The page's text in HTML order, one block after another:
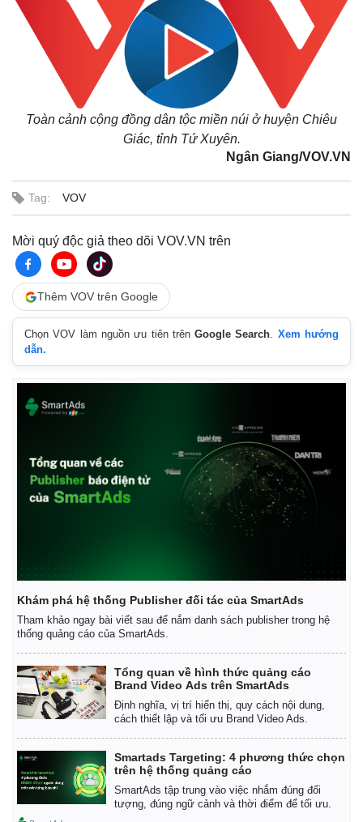
Pháp luật
Vụ án
Tư vấn luật
Quân sự - Quốc phòng
Vũ khí
Việt Nam
Phân tích
Toàn cảnh cộng đồng dân tộc miền núi ở huyện Chiêu
Giác, tỉnh Tứ Xuyên.
Ngân Giang/VOV.VN
Tag: VOV
Mời quý độc giả theo dõi VOV.VN trên
Thêm VOV trên Google
Chọn VOV làm nguồn ưu tiên trênGoogle Search. Xem hướng
dẫn.
Khám phá hệ thống Publisher đối tác của SmartAds
Tham khảo ngay bài viết sau để nắm danh sách publisher trong hệ
thống quảng cáo của SmartAds.
Tổng quan về hình thức quảng cáo
Brand Video Ads trên SmartAds
Định nghĩa, vị trí hiển thị, quy cách nội dung,
cách thiết lập và tối ưu Brand Video Ads.
Smartads Targeting: 4 phương thức chọn
trên hệ thống quảng cáo
SmartAds tập trung vào việc nhắm đúng đối
tượng, đúng ngữ cảnh và thời điểm để tối ưu.